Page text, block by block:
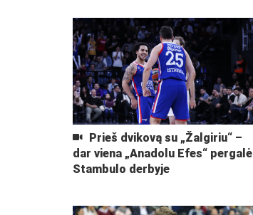
Prieš dvikovą su „Žalgiriu“ –
dar viena „Anadolu Efes“ pergalė
Stambulo derbyje